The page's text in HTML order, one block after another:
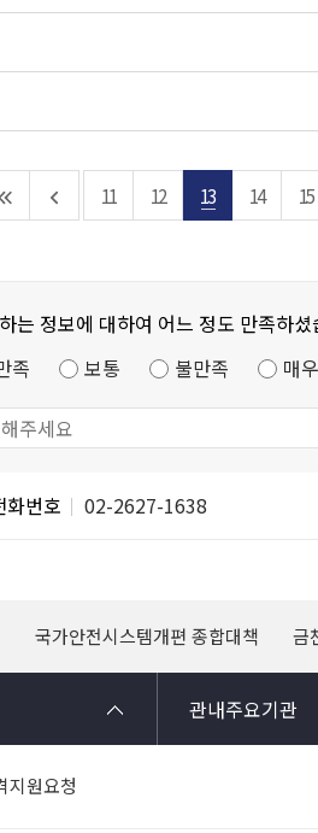
11 12 13 14 15
는 정보에 대하여 어느 정도 만족하셨
족 보통 불만족 매
화번호 02-2627-1638
국가안전시스템개편 종합대책 금
관내주요기관
지원요청